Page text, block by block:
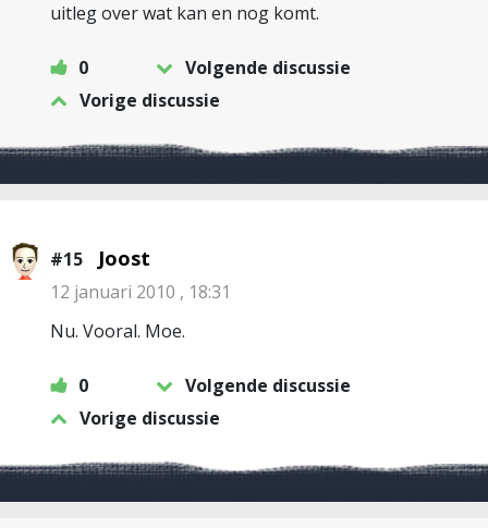
uitleg over wat kan en nog komt.
0
Volgende discussie
Vorige discussie
#15 Joost
12 januari 2010 , 18:31
Nu. Vooral. Moe.
0
Volgende discussie
Vorige discussie